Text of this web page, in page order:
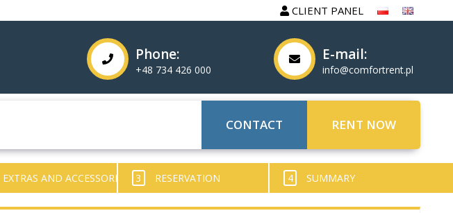
CLIENT PANEL
Phone:
+48 734 426 000
E-mail:
info@comfortrent.pl
RENT NOW
CONTACT
EXTRAS AND ACCESSORIES 3 RESERVATION 4 SUMMARY